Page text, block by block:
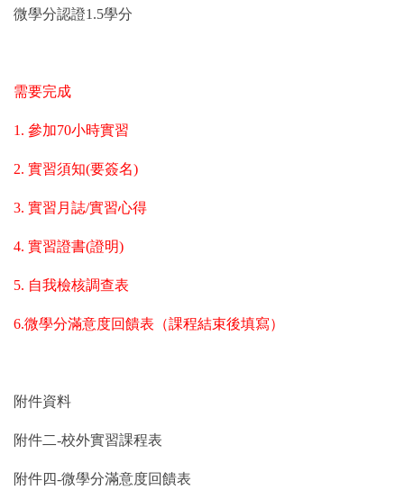
微學分認證1.5學分
需要完成
1. 參加70小時實習
2. 實習須知(要簽名)
3. 實習月誌/實習心得
4. 實習證書(證明)
5. 自我檢核調查表
6.微學分滿意度回饋表（課程結束後填寫）
附件資料
附件二-校外實習課程表
附件四-微學分滿意度回饋表